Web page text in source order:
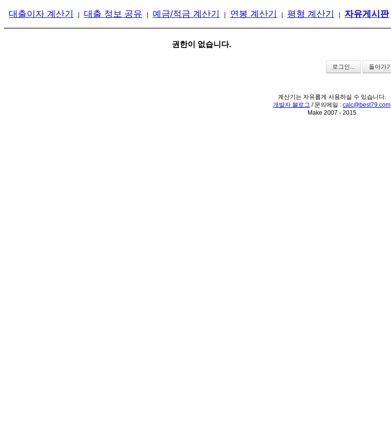
대출이자 계산기 대출 정보 공유 예금/적금 계산기 연봉 계산기 평형 계산기 자유게시판
권한이 없습니다.
로그인... 돌아가기
계산기는 자유롭게 사용하실 수 있습니다.
개발자 블로그 / 문의메일 : calc@best79.com
Make 2007 - 2015